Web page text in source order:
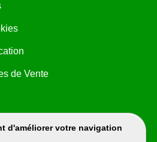
d'améliorer votre navigation
de Vente